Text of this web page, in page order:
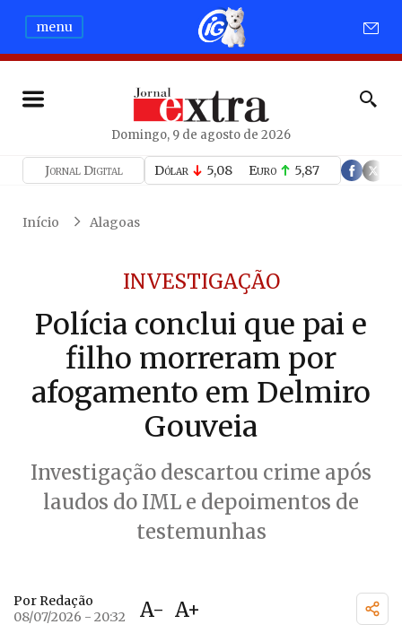
menu
Domingo, 9 de agosto de 2026
Jornal Digital Dólar 5,08 Euro 5,87
Início Alagoas
INVESTIGAÇÃO
Polícia conclui que pai e
filho morreram por
afogamento em Delmiro
Gouveia
Investigação descartou crime após
laudos do IML e depoimentos de
testemunhas
Por Redação
08/07/2026 - 20:32
A- A+